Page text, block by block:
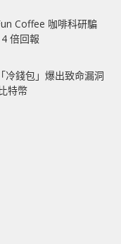
Coffee 咖啡科研騙
倍回報
冷錢包」爆出致命漏洞
特幣